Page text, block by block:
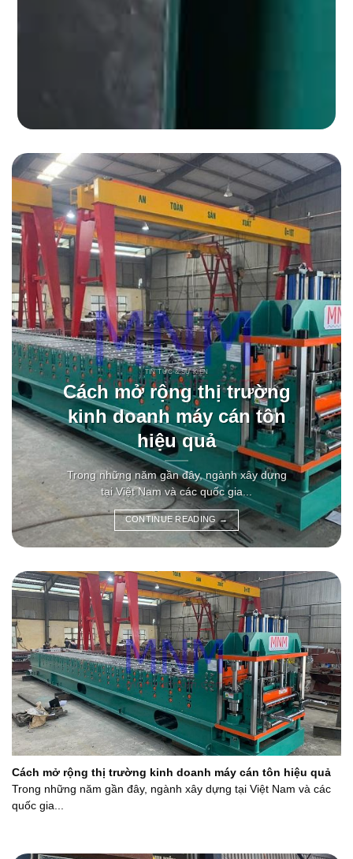
TIN TỨC & SỰ KIỆN
Cách mở rộng thị trường
kinh doanh máy cán tôn
hiệu quả
Trong những năm gần đây, ngành xây dựng
tại Việt Nam và các quốc gia...
CONTINUE READING→
Cách mở rộng thị trường kinh doanh máy cán tôn hiệu quả
Trong những năm gần đây, ngành xây dựng tại Việt Nam và các
quốc gia...